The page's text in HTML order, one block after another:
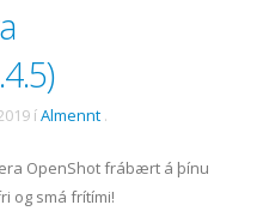
íAlmennt .
OpenShot frábært á þínu
og smá frítími!